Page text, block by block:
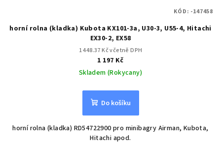
horní rolna (kladka) Kubota KX101-3a, U30-3, U55-4, Hitachi
EX30-2, EX58
1 448.37 Kč včetně DPH
1 197 Kč
Skladem (Rokycany)
Do košíku
horní rolna (kladka) RD54722900 pro minibagry Airman, Kubota,
Hitachi apod.
KÓD: -147458